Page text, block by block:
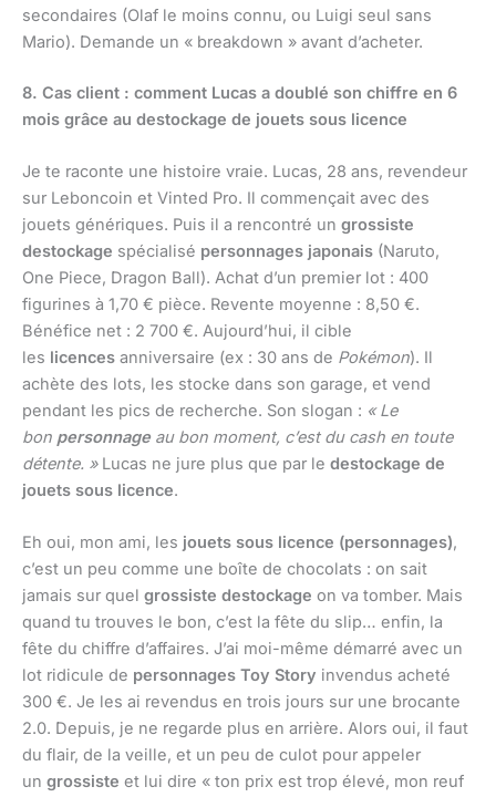
secondaires (Olaf le moins connu, ou Luigi seul sans
Mario). Demande un « breakdown » avant d’acheter.
8. Cas client : comment Lucas a doublé son chiffre en 6
mois grâce au destockage de jouets sous licence
Je te raconte une histoire vraie. Lucas, 28 ans, revendeur
sur Leboncoin et Vinted Pro. Il commençait avec des
jouets génériques. Puis il a rencontré un grossiste
destockage spécialisé personnages japonais (Naruto,
One Piece, Dragon Ball). Achat d’un premier lot : 400
figurines à 1,70 € pièce. Revente moyenne : 8,50 €.
Bénéfice net : 2 700 €. Aujourd’hui, il cible
les licences anniversaire (ex : 30 ans de Pokémon). Il
achète des lots, les stocke dans son garage, et vend
pendant les pics de recherche. Son slogan : « Le
bon personnageau bon moment, c’est du cash en toute
détente. »Lucas ne jure plus que par le destockage de
jouets sous licence.
Eh oui, mon ami, les jouets sous licence (personnages),
c’est un peu comme une boîte de chocolats : on sait
jamais sur quel grossiste destockage on va tomber. Mais
quand tu trouves le bon, c’est la fête du slip… enfin, la
fête du chiffre d’affaires. J’ai moi-même démarré avec un
lot ridicule de personnages Toy Story invendus acheté
300 €. Je les ai revendus en trois jours sur une brocante
2.0. Depuis, je ne regarde plus en arrière. Alors oui, il faut
du flair, de la veille, et un peu de culot pour appeler
un grossiste et lui dire « ton prix est trop élevé, mon reuf